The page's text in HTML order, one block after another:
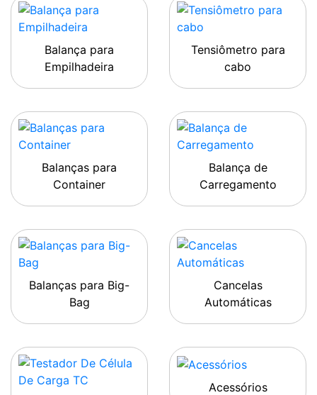
Balança para
Empilhadeira
Tensiômetro para
cabo
Balanças para
Container
Balança de
Carregamento
Balanças para Big-
Bag
Cancelas
Automáticas
Acessórios